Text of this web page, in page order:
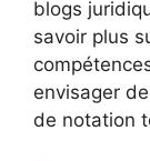
blogs
savoir plus
envisager
de notation